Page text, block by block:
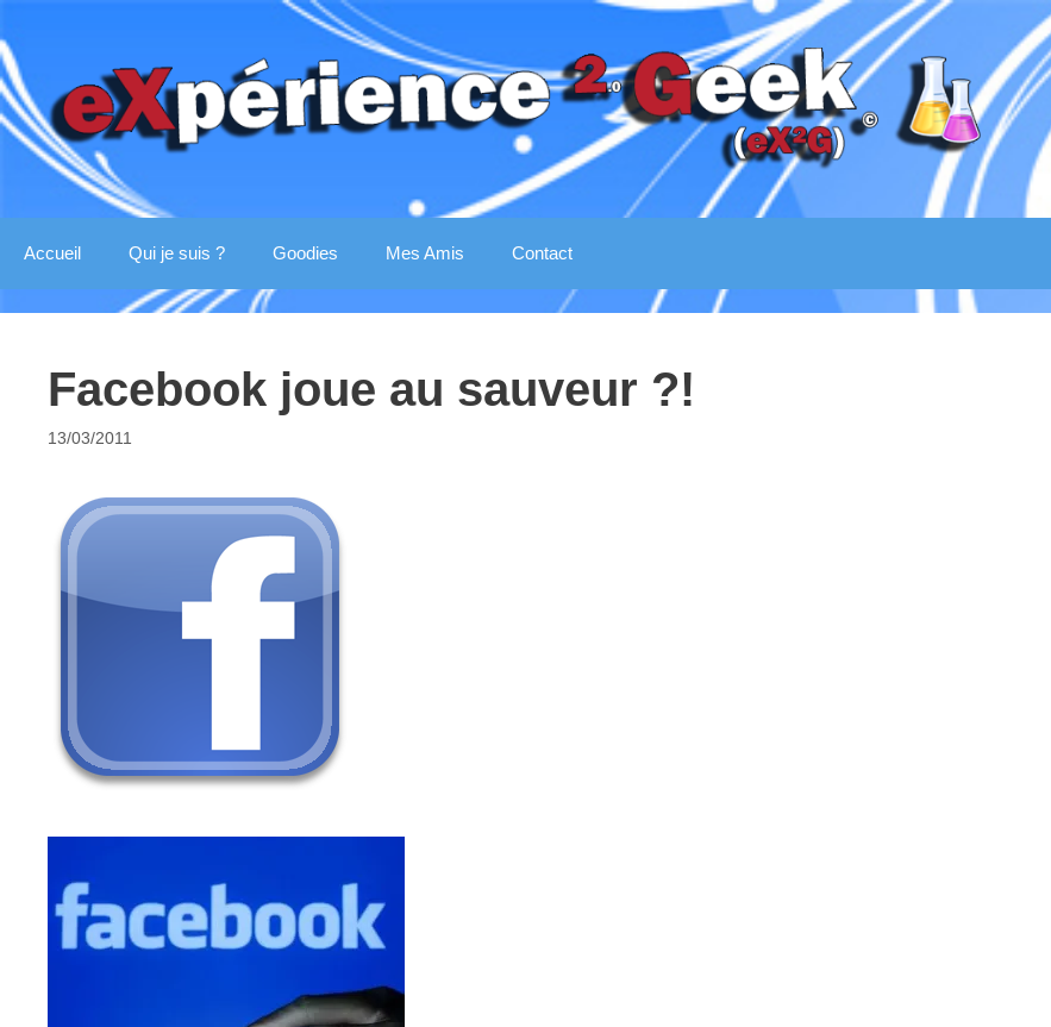
au
contenu
Accueil Qui je suis ? Goodies Mes Amis Contact
Facebook joue au sauveur ?!
13/03/2011